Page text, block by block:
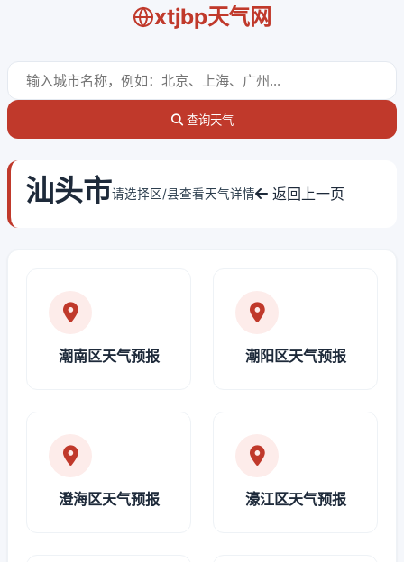
xtjbp天气网
查询天气
汕头市请选择区/县查看天气详情 返回上一页
潮南区天气预报 潮阳区天气预报
澄海区天气预报 濠江区天气预报